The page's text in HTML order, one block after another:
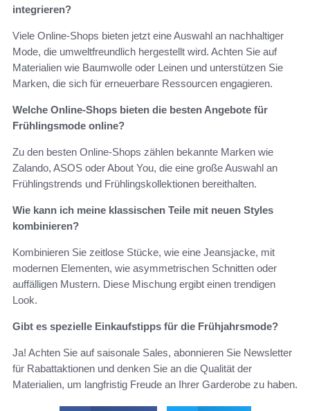
integrieren?
Viele Online-Shops bieten jetzt eine Auswahl an nachhaltiger
Mode, die umweltfreundlich hergestellt wird. Achten Sie auf
Materialien wie Baumwolle oder Leinen und unterstützen Sie
Marken, die sich für erneuerbare Ressourcen engagieren.
Welche Online-Shops bieten die besten Angebote für
Frühlingsmode online?
Zu den besten Online-Shops zählen bekannte Marken wie
Zalando, ASOS oder About You, die eine große Auswahl an
Frühlingstrends und Frühlingskollektionen bereithalten.
Wie kann ich meine klassischen Teile mit neuen Styles
kombinieren?
Kombinieren Sie zeitlose Stücke, wie eine Jeansjacke, mit
modernen Elementen, wie asymmetrischen Schnitten oder
auffälligen Mustern. Diese Mischung ergibt einen trendigen
Look.
Gibt es spezielle Einkaufstipps für die Frühjahrsmode?
Ja! Achten Sie auf saisonale Sales, abonnieren Sie Newsletter
für Rabattaktionen und denken Sie an die Qualität der
Materialien, um langfristig Freude an Ihrer Garderobe zu haben.